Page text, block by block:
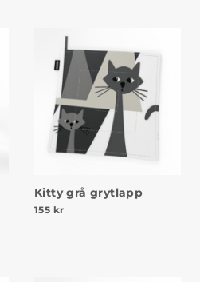
Kitty grå grytlapp
155 kr